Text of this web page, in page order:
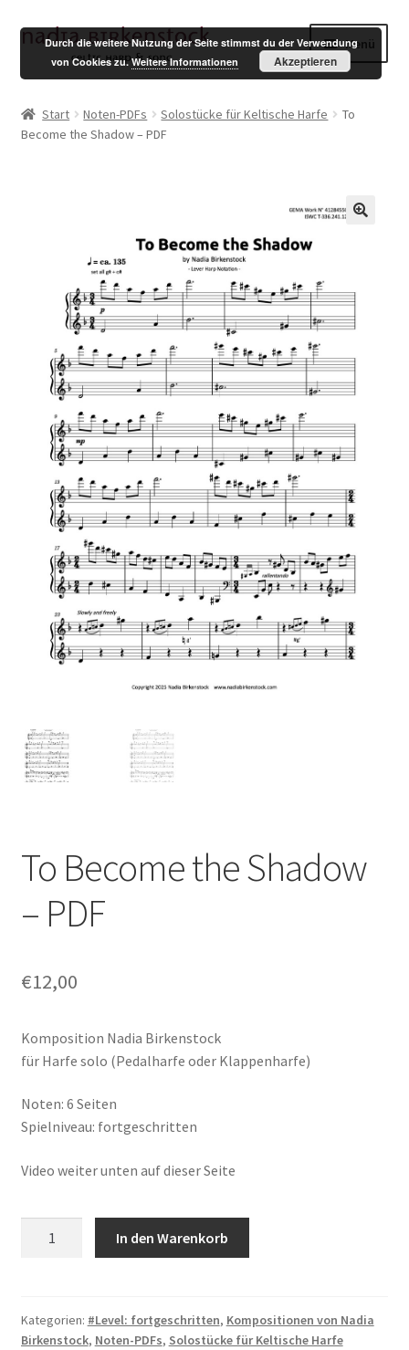
Zur
Navigation
springen
Zum
Inhalt
springen
Menü
Mein Konto
Impressum
Datenschutzerklärung
Start Noten-PDFs Solostücke für Keltische Harfe
To
Become the Shadow – PDF
To Become the Shadow
– PDF
€12,00
Komposition Nadia Birkenstock
für Harfe solo (Pedalharfe oder Klappenharfe)
Noten: 6 Seiten
Spielniveau: fortgeschritten
Video weiter unten auf dieser Seite
-
PDF
In den Warenkorb
Kategorien: #Level: fortgeschritten, Kompositionen von Nadia
Birkenstock, Noten-PDFs, Solostücke für Keltische Harfe
Durch die weitere Nutzung der Seite stimmst du der Verwendung
von Cookies zu.Weitere Informationen Akzeptieren